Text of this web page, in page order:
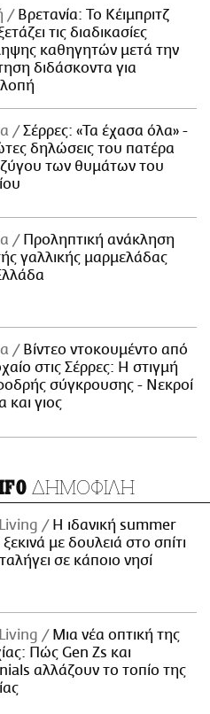
Βρετανία: Το Κέιμπριτζ
τις διαδικασίες
καθηγητών μετά την
διδάσκοντα για
Σέρρες: «Τα έχασα όλα» -
δηλώσεις του πατέρα
των θυμάτων του
Προληπτική ανάκληση
γαλλικής μαρμελάδας
Βίντεο ντοκουμέντο από
στις Σέρρες: Η στιγμή
σύγκρουσης - Νεκροί
και γιος
ΔΗΜΟΦΙΛΗ
Η ιδανική summer
με δουλειά στο σπίτι
σε κάποιο νησί
Μια νέα οπτική της
Πώς Gen Zs και
αλλάζουν το τοπίο της